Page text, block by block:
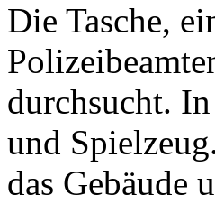
Die Tasche,
durchsucht.
und
das Gebäude